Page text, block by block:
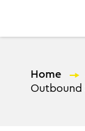
Home —
Outbound